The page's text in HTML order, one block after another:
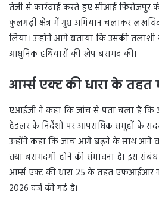
तेजी से कार्रवाई करते हुए सीआई फिरोजपुर
कुलगढ़ी क्षेत्र में गुप्त अभियान चलाकर
लिया। उन्होंने आगे बताया कि उसकी तलाशी
आधुनिक हथियारों की खेप बरामद की।
आर्म्स एक्ट की धारा के तहत
एआईजी ने कहा कि जांच से पता चला है कि
हैंडलर के निर्देशों पर आपराधिक समूहों के
उन्होंने कहा कि जांच आगे बढ़ने के साथ आने
तथा बरामदगी होने की संभावना है। इस
आर्म्स एक्ट की धारा 25 के तहत एफआईआर
2026 दर्ज की गई है।